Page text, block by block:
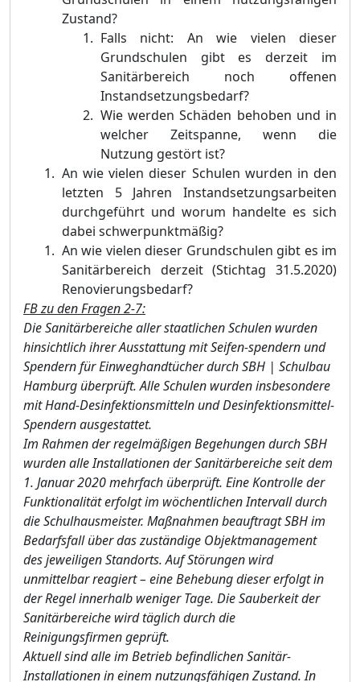
Zustand?
Falls nicht: An wie vielen dieser
Grundschulen gibt es derzeit im
Sanitärbereich noch offenen
Instandsetzungsbedarf?
Wie werden Schäden behoben und in
welcher Zeitspanne, wenn die
Nutzung gestört ist?
An wie vielen dieser Schulen wurden in den
letzten 5 Jahren Instandsetzungsarbeiten
durchgeführt und worum handelte es sich
dabei schwerpunktmäßig?
An wie vielen dieser Grundschulen gibt es im
Sanitärbereich derzeit (Stichtag 31.5.2020)
Renovierungsbedarf?
FB zu den Fragen 2-7:
Die Sanitärbereiche aller staatlichen Schulen wurden
hinsichtlich ihrer Ausstattung mit Seifen-spendern und
Spendern für Einweghandtücher durch SBH | Schulbau
Hamburg überprüft. Alle Schulen wurden insbesondere
mit Hand-Desinfektionsmitteln und Desinfektionsmittel-
Spendern ausgestattet.
Im Rahmen der regelmäßigen Begehungen durch SBH
wurden alle Installationen der Sanitärbereiche seit dem
1. Januar 2020 mehrfach überprüft. Eine Kontrolle der
Funktionalität erfolgt im wöchentlichen Intervall durch
die Schulhausmeister. Maßnahmen beauftragt SBH im
Bedarfsfall über das zuständige Objektmanagement
des jeweiligen Standorts. Auf Störungen wird
unmittelbar reagiert – eine Behebung dieser erfolgt in
der Regel innerhalb weniger Tage. Die Sauberkeit der
Sanitärbereiche wird täglich durch die
Reinigungsfirmen geprüft.
Aktuell sind alle im Betrieb befindlichen Sanitär-
Installationen in einem nutzungsfähigen Zustand. In